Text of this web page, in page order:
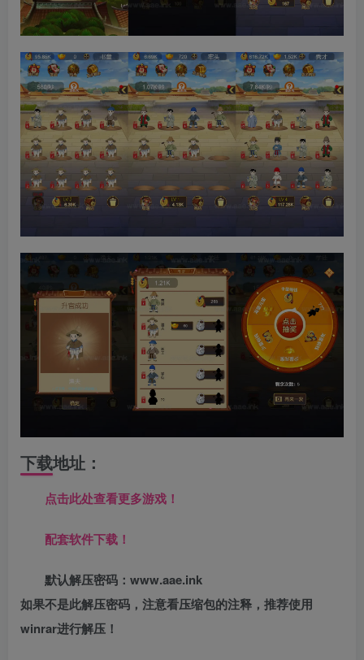
下载地址：
点击此处查看更多游戏！
配套软件下载！
默认解压密码：www.aae.ink
如果不是此解压密码，注意看压缩包的注释，推荐使用
winrar进行解压！